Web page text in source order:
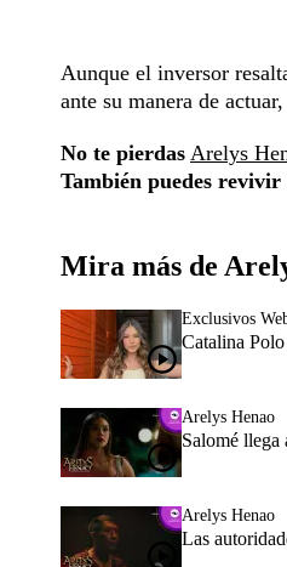
Aunque el inversor
ante su manera de
No te pierdas Arelys
También puedes
Mira más de
Exclusivos
Catalina
Arelys Henao
Salomé llega
Arelys Henao
Las